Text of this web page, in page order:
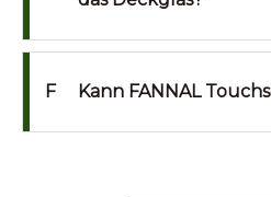
F Kann FANNAL